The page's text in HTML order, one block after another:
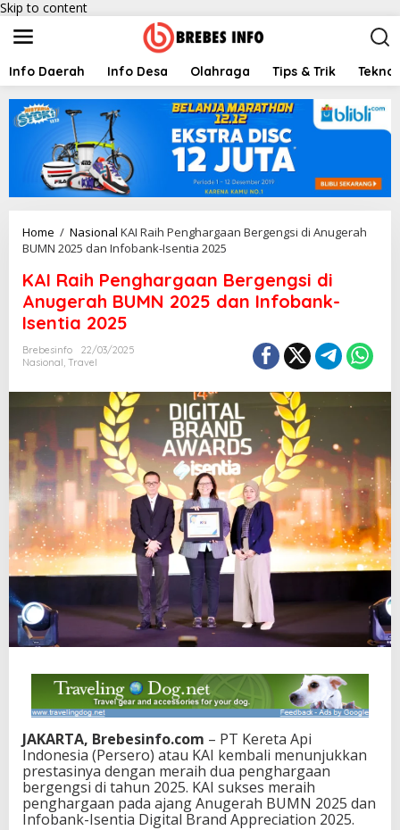
Skip to content
Info Daerah Info Desa Olahraga Tips & Trik
Home / Nasional KAI Raih Penghargaan Bergengsi di Anugerah
BUMN 2025 dan Infobank-Isentia 2025
KAI Raih Penghargaan Bergengsi di
Anugerah BUMN 2025 dan Infobank-
Isentia 2025
Brebesinfo
22/03/2025
Nasional, Travel
JAKARTA, Brebesinfo.com – PT Kereta Api
Indonesia (Persero) atau KAI kembali menunjukkan
prestasinya dengan meraih dua penghargaan
bergengsi di tahun 2025. KAI sukses meraih
penghargaan pada ajang Anugerah BUMN 2025 dan
Infobank-Isentia Digital Brand Appreciation 2025.